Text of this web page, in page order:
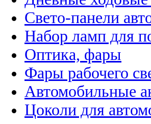
Свето-панели
Набор ламп для
Оптика, фары
Фары рабочего
Автомобильные
Цоколи для